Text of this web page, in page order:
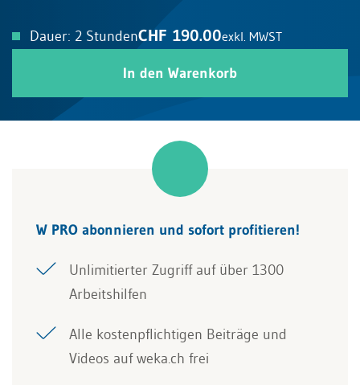
Dauer: 2 StundenCHF 190.00exkl. MWST
In den Warenkorb
W PRO abonnieren und sofort profitieren!
Unlimitierter Zugriff auf über 1300
Arbeitshilfen
Alle kostenpflichtigen Beiträge und
Videos auf weka.ch frei